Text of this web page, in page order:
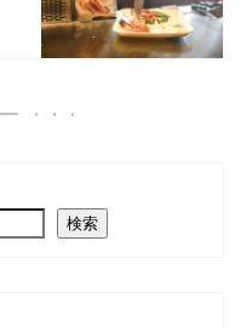
検索